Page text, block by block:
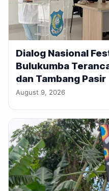
Dialog Nasional
Bulukumba
dan Tambang Pasir
August 9, 2026